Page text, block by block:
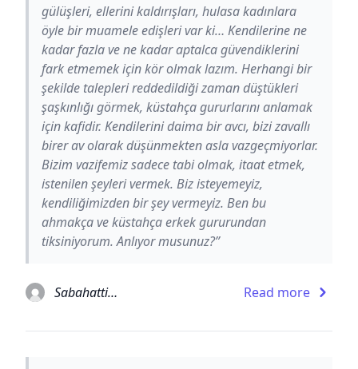
gülüşleri, ellerini kaldırışları, hulasa kadınlara
öyle bir muamele edişleri var ki… Kendilerine ne
kadar fazla ve ne kadar aptalca güvendiklerini
fark etmemek için kör olmak lazım. Herhangi bir
şekilde talepleri reddedildiği zaman düştükleri
şaşkınlığı görmek, küstahça gururlarını anlamak
için kafidir. Kendilerini daima bir avcı, bizi zavallı
birer av olarak düşünmekten asla vazgeçmiyorlar.
Bizim vazifemiz sadece tabi olmak, itaat etmek,
istenilen şeyleri vermek. Biz isteyemeyiz,
kendiliğimizden bir şey vermeyiz. Ben bu
ahmakça ve küstahça erkek gururundan
tiksiniyorum. Anlıyor musunuz?”
Sabahattin Ali Read more